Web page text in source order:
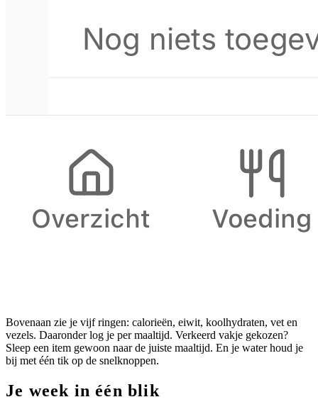
Bovenaan zie je vijf ringen: calorieën, eiwit, koolhydraten, vet en
vezels. Daaronder log je per maaltijd. Verkeerd vakje gekozen?
Sleep een item gewoon naar de juiste maaltijd. En je water houd je
bij met één tik op de snelknoppen.
Je week in één blik